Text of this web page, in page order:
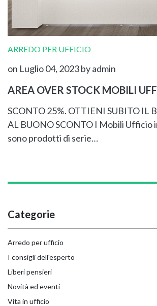
ARREDO PER UFFICIO
on Luglio 04, 2023by admin
AREA OVER STOCK MOBILI
SCONTO 25%. OTTIENI SUBITO IL
AL BUONO SCONTO I Mobili Ufficio
sono prodotti di serie…
Categorie
Arredo per ufficio
I consigli dell'esperto
Liberi pensieri
Novità ed eventi
Vita in ufficio